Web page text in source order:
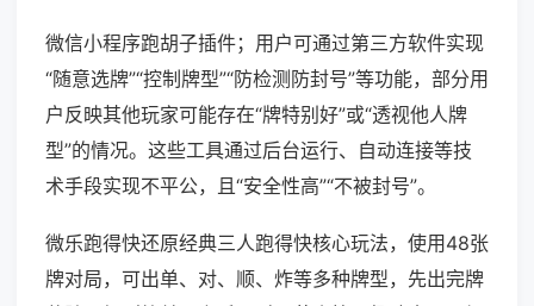
微信小程序跑胡子插件；用户可通过第三方软件实现
“随意选牌”“控制牌型”“防检测防封号”等功能，部分用
户反映其他玩家可能存在“牌特别好”或“透视他人牌
型”的情况。这些工具通过后台运行、自动连接等技
术手段实现不平公，且“安全性高”“不被封号”。
微乐跑得快还原经典三人跑得快核心玩法，使用48张
牌对局，可出单、对、顺、炸等多种牌型，先出完牌